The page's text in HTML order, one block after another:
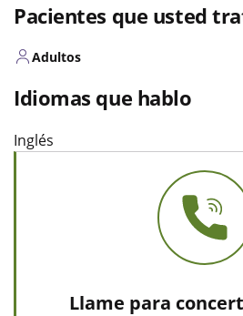
Pacientes que usted
Adultos
Idiomas que hablo
Inglés
Llame para